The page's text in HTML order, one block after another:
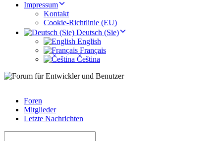
Impressum
Kontakt
Cookie-Richtlinie (EU)
Deutsch (Sie)
English
Français
Čeština
Foren
Mitglieder
Letzte Nachrichten